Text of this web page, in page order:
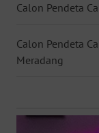
Calon Pendeta
Calon Pendeta
Meradang
BENGKULU
WN
LAMPUNG
JATENG